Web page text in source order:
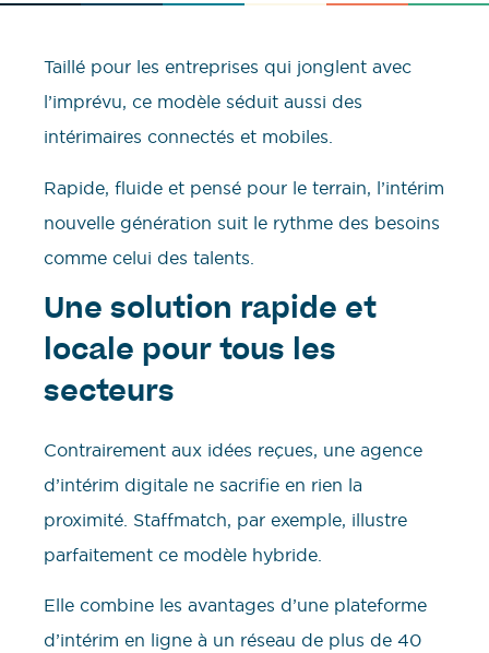
Taillé pour les entreprises qui jonglent avec
l’imprévu, ce modèle séduit aussi des
intérimaires connectés et mobiles.
Rapide, fluide et pensé pour le terrain, l’intérim
nouvelle génération suit le rythme des besoins
comme celui des talents.
Une solution rapide et
locale pour tous les
secteurs
Contrairement aux idées reçues, une agence
d’intérim digitale ne sacrifie en rien la
proximité. Staffmatch, par exemple, illustre
parfaitement ce modèle hybride.
Elle combine les avantages d’une plateforme
d’intérim en ligne à un réseau de plus de 40